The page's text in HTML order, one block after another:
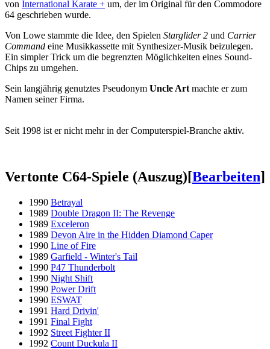
von International Karate + um, der im Original für den Commodore
64 geschrieben wurde.
Von Lowe stammte die Idee, den Spielen Starglider 2 und Carrier
Command eine Musikkassette mit Synthesizer-Musik beizulegen.
Ein simpler Trick um die begrenzten Möglichkeiten eines Sound-
Chips zu umgehen.
Sein langjährig genutztes Pseudonym Uncle Art machte er zum
Namen seiner Firma.
Seit 1998 ist er nicht mehr in der Computerspiel-Branche aktiv.
Vertonte C64-Spiele (Auszug)[Bearbeiten]
1990 Betrayal
1989 Double Dragon II: The Revenge
1989 Exceleron
1989 Devon Aire in the Hidden Diamond Caper
1990 Line of Fire
1989 Garfield - Winter's Tail
1990 P47 Thunderbolt
1990 Night Shift
1990 Power Drift
1990 ESWAT
1991 Hard Drivin'
1991 Final Fight
1992 Street Fighter II
1992 Count Duckula II